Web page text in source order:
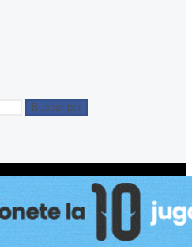
Buscar por